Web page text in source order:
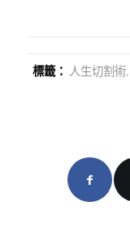
標籤： 人生切割術,